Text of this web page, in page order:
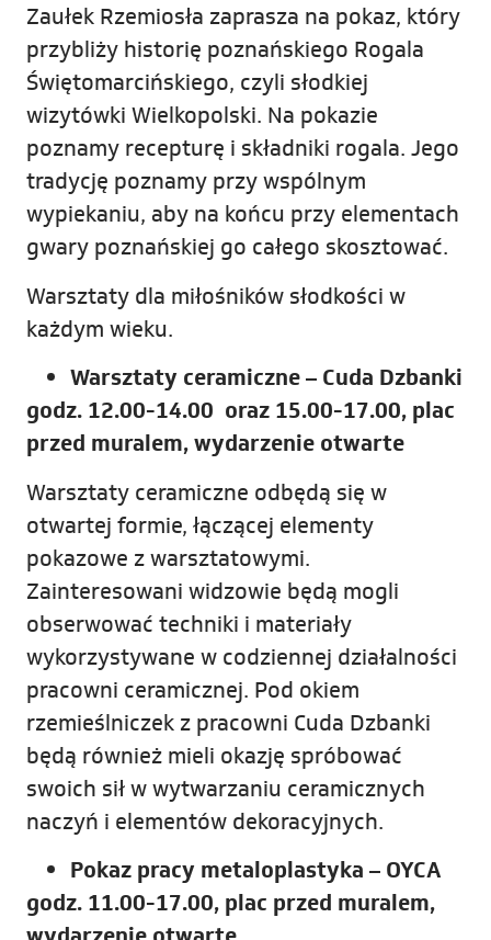
Zaułek Rzemiosła zaprasza na pokaz, który
przybliży historię poznańskiego Rogala
Świętomarcińskiego, czyli słodkiej
wizytówki Wielkopolski. Na pokazie
poznamy recepturę i składniki rogala. Jego
tradycję poznamy przy wspólnym
wypiekaniu, aby na końcu przy elementach
gwary poznańskiej go całego skosztować.
Warsztaty dla miłośników słodkości w
każdym wieku.
Warsztaty ceramiczne – Cuda Dzbanki
godz. 12.00-14.00 oraz 15.00-17.00, plac
przed muralem, wydarzenie otwarte
Warsztaty ceramiczne odbędą się w
otwartej formie, łączącej elementy
pokazowe z warsztatowymi.
Zainteresowani widzowie będą mogli
obserwować techniki i materiały
wykorzystywane w codziennej działalności
pracowni ceramicznej. Pod okiem
rzemieślniczek z pracowni Cuda Dzbanki
będą również mieli okazję spróbować
swoich sił w wytwarzaniu ceramicznych
naczyń i elementów dekoracyjnych.
Pokaz pracy metaloplastyka – OYCA
godz. 11.00-17.00, plac przed muralem,